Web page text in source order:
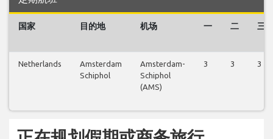
国家 目的地 机场 一 二 三
Netherlands
Amsterdam
Schiphol
Amsterdam-
Schiphol
(AMS)
3 3 3